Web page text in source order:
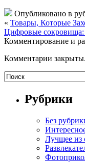
Опубликовано в
« Товары, Которые
Цифровые сокровища:
Комментирование и
Комментарии закрыты.
Рубрики
Без
Лучщее из